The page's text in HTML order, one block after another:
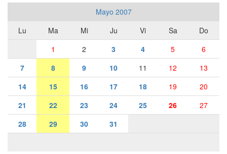
Mayo 2007
Lu
Ma Mi Ju Vi Sa
Do
1
2 3 4 5
6
7
8 9 10 11 12
13
14
15 16 17 18 19
20
21
22 23 24 25 26
27
28
29 30 31